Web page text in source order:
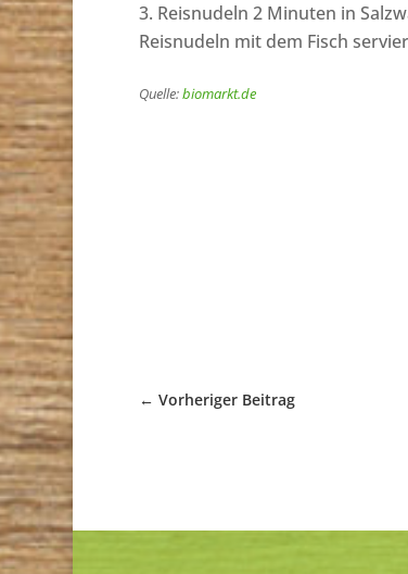
Reisnudeln 2 Minuten in
Reisnudeln mit dem Fisch
Quelle:biomarkt.de
← Vorheriger Beitrag